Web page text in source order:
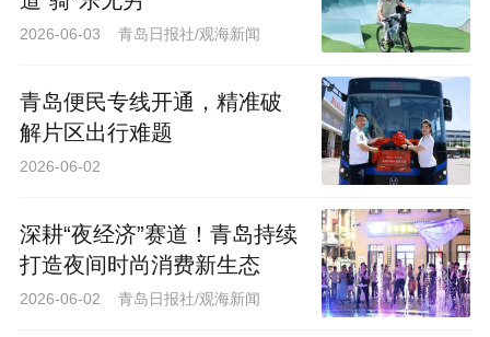
2026-06-03 青岛日报社/观海新闻
青岛便民专线开通，精准破
解片区出行难题
2026-06-02
深耕“夜经济”赛道！青岛持续
打造夜间时尚消费新生态
2026-06-02 青岛日报社/观海新闻